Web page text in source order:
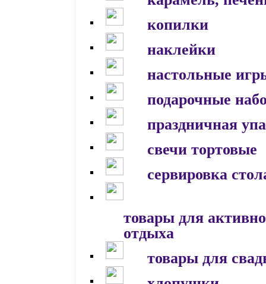
копилки
наклейки
настольные
подарочные
праздничная
свечи тортовые
сервировка
товары для
отдыха
товары для